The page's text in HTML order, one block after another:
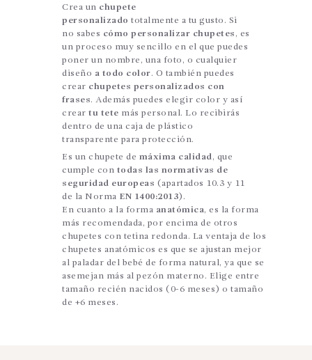
Crea un chupete
personalizado totalmente a tu gusto. Si
no sabes cómo personalizar chupetes , es
un proceso muy sencillo en el que puedes
poner un nombre, una foto, o cualquier
diseño a todo color. O también puedes
crear chupetes personalizados con
frases. Además puedes elegir color y así
crear tu tete más personal. Lo recibirás
dentro de una caja de plástico
transparente para protección.
Es un chupete de máxima calidad, que
cumple con todas las normativas de
seguridad europeas (apartados 10.3 y 11
de la Norma EN 1400:2013).
En cuanto a la forma anatómica, es la forma
más recomendada, por encima de otros
chupetes con tetina redonda. La ventaja de los
chupetes anatómicos es que se ajustan mejor
al paladar del bebé de forma natural, ya que se
asemejan más al pezón materno. Elige entre
tamaño recién nacidos (0-6 meses) o tamaño
de +6 meses.